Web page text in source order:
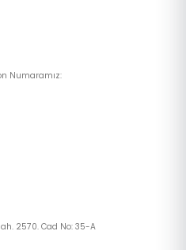
Numaramız:
2570. Cad No: 35-A